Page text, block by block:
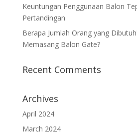
Keuntungan Penggunaan Balon
Pertandingan
Berapa Jumlah Orang yang
Memasang Balon Gate?
Recent Comments
Archives
April 2024
March 2024